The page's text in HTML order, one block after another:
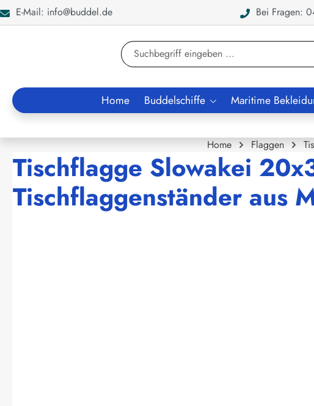
Zur Suche springen
E-Mail: info@buddel.de Bei Fragen:
Home Buddelschiffe Maritime
Home Flaggen
Tischflagge Slowakei
Tischflaggenständer aus